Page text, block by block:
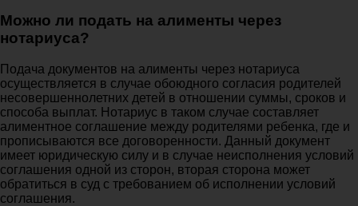
Можно ли подать на алименты через
нотариуса?
Подача документов на алименты через нотариуса
осуществляется в случае обоюдного согласия родителей
несовершеннолетних детей в отношении суммы, сроков и
способа выплат. Нотариус в таком случае составляет
алиментное соглашение между родителями ребенка, где и
прописываются все договоренности. Данный документ
имеет юридическую силу и в случае неисполнения условий
соглашения одной из сторон, вторая сторона может
обратиться в суд с требованием об исполнении условий
соглашения.